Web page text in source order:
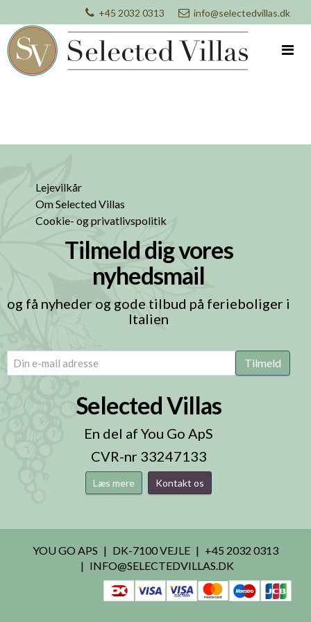
+45 2032 0313 info@selectedvillas.dk
Lejevilkår
Om Selected Villas
Cookie- og privatlivspolitik
Tilmeld dig vores
nyhedsmail
og få nyheder og gode tilbud på ferieboliger i
Italien
email (Påkrævet) Tilmeld
Selected Villas
En del af You Go ApS
CVR-nr 33247133
Læs mere Kontakt os
YOU GO APS DK-7100 VEJLE
+45 2032 0313
INFO@SELECTEDVILLAS.DK